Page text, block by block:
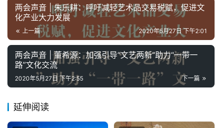
錯
的
繁
體
字
一
百
例
两会声音 | 朱乐耕：呼吁减轻艺术品交易税赋，促进文
化产业大力发展
上一篇 2020年5月27日 下午2:01
两会声音 | 董希源：加强引导“文艺两新”助力“一带一
路”文化交流
下一篇
2020年5月27日 下午2:55
延伸阅读